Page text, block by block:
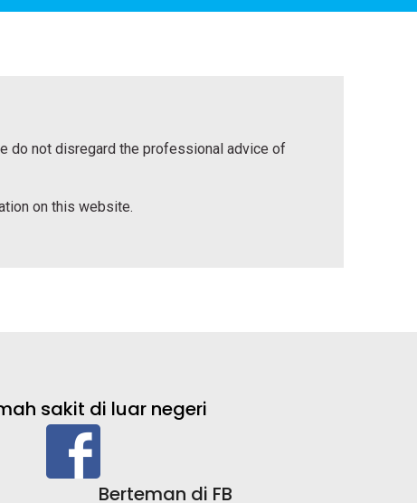
do not disregard the professional advice of
on this website.
sakit di luar negeri
Berteman di FB